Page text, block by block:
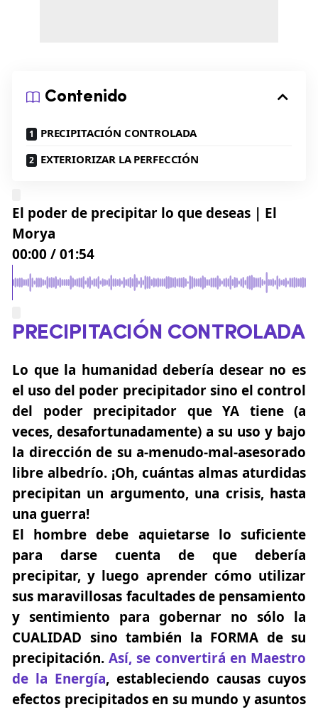
Contenido
PRECIPITACIÓN CONTROLADA
EXTERIORIZAR LA PERFECCIÓN
El poder de precipitar lo que deseas | El
Morya
00:00 /01:54
PRECIPITACIÓN CONTROLADA
Lo que la humanidad debería desear no es
el uso del poder precipitador sino el control
del poder precipitador que YA tiene (a
veces, desafortunadamente) a su uso y bajo
la dirección de su a-menudo-mal-asesorado
libre albedrío. ¡Oh, cuántas almas aturdidas
precipitan un argumento, una crisis, hasta
una guerra!
El hombre debe aquietarse lo suficiente
para darse cuenta de que debería
precipitar, y luego aprender cómo utilizar
sus maravillosas facultades de pensamiento
y sentimiento para gobernar no sólo la
CUALIDAD sino también la FORMA de su
precipitación.Así, se convertirá en Maestro
de la Energía, estableciendo causas cuyos
efectos precipitados en su mundo y asuntos